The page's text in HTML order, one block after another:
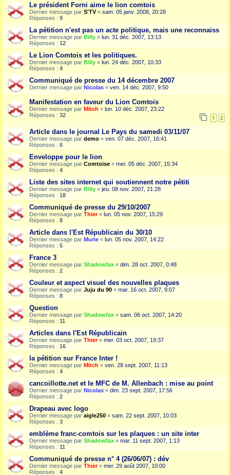
Le président Forni aime le lion comtois
Dernier message par S'TV« sam. 05 janv. 2008, 20:28
Réponses : 9
La pétition n'est pas un acte politique, mais une reconnaiss
Dernier message par Billy « lun. 31 déc. 2007, 13:13
Réponses : 12
Le Lion Comtois et les politiques.
Dernier message par Billy « lun. 24 déc. 2007, 10:33
Réponses : 4
Communiqué de presse du 14 décembre 2007
Dernier message par Nicolas « ven. 14 déc. 2007, 9:50
Manifestation en faveur du Lion Comtois
Dernier message par Mitch « lun. 10 déc. 2007, 23:22
Réponses : 32 1 2
Article dans le journal Le Pays du samedi 03/11/07
Dernier message par demo « ven. 07 déc. 2007, 16:41
Réponses : 6
Enveloppe pour le lion
Dernier message par Comtoise « mer. 05 déc. 2007, 15:34
Réponses : 4
Liste des sites internet qui soutiennent notre pétiti
Dernier message par Billy « jeu. 08 nov. 2007, 21:28
Réponses : 18
Communiqué de presse du 29/10/2007
Dernier message par Thier« lun. 05 nov. 2007, 15:29
Réponses : 8
Article dans l'Est Républicain du 30/10
Dernier message par Murie « lun. 05 nov. 2007, 14:22
Réponses : 5
France 3
Dernier message par Shadowfax « dim. 28 oct. 2007, 0:48
Réponses : 2
Couleur et aspect visuel des nouvelles plaques
Dernier message par Juju du 90 « mar. 16 oct. 2007, 9:07
Réponses : 8
Question
Dernier message par Shadowfax « sam. 06 oct. 2007, 14:20
Réponses : 11
Articles dans l'Est Républicain
Dernier message par Thier« mer. 03 oct. 2007, 19:37
Réponses : 16
la pétition sur France Inter !
Dernier message par Mitch « ven. 28 sept. 2007, 11:13
Réponses : 4
cancoillotte.net et le MFC de M. Allenbach : mise au point
Dernier message par Nicolas « dim. 23 sept. 2007, 17:56
Réponses : 2
Drapeau avec logo
Dernier message par aigle250 « sam. 22 sept. 2007, 10:03
Réponses : 3
emblème franc-comtois sur les plaques : un site inter
Dernier message par Shadowfax « mar. 11 sept. 2007, 1:13
Réponses : 11
Communiqué de presse n° 4 (26/06/07) : dév
Dernier message par Thier« mer. 29 août 2007, 10:00
Réponses : 4